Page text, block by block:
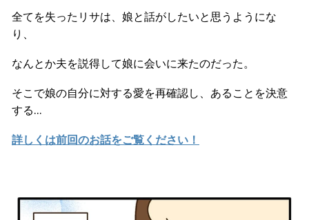
全てを失ったリサは、娘と話がしたいと思うようにな
り、
なんとか夫を説得して娘に会いに来たのだった。
そこで娘の自分に対する愛を再確認し、あることを決意
する…
詳しくは前回のお話をご覧ください！